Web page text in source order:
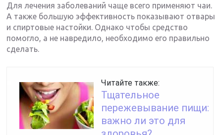
Для лечения заболеваний чаще всего применяют чаи.
А также большую эффективность показывают отвары
и спиртовые настойки. Однако чтобы средство
помогло, а не навредило, необходимо его правильно
сделать.
Читайте также:
Тщательное
пережевывание пищи:
важно ли это для